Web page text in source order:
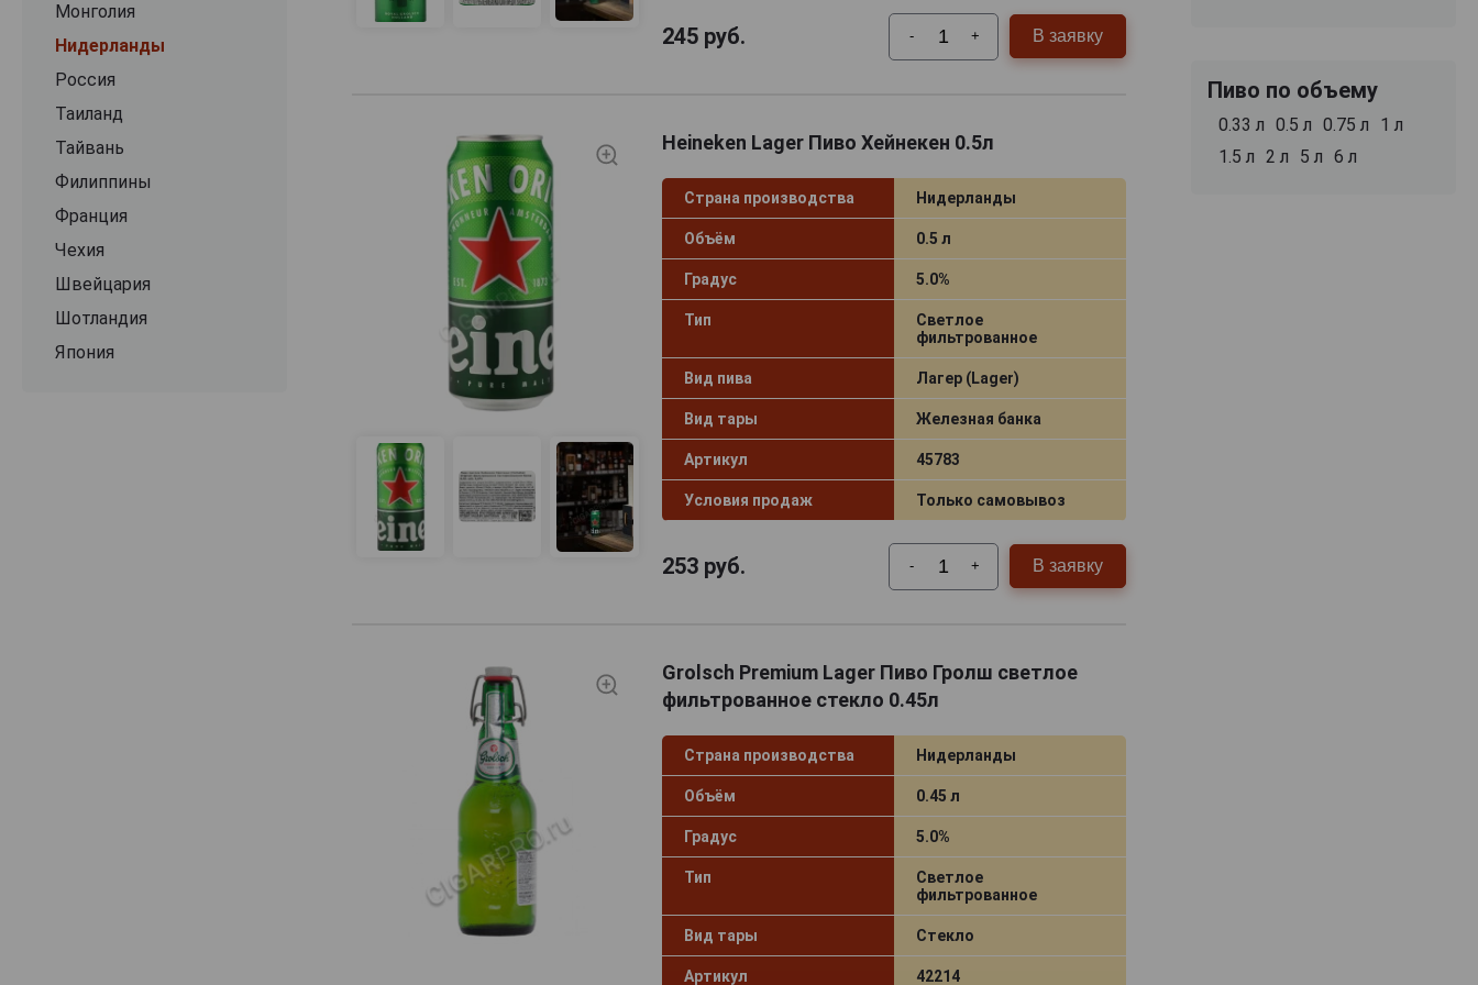
Монголия
Нидерланды
Россия
Таиланд
Тайвань
Филиппины
Франция
Чехия
Швейцария
Шотландия
Япония
бокал до того, как она пропадет.
245руб. - + В заявку
Heineken Lager Пиво Хейнекен 0.5л
Страна производства Нидерланды
Объём 0.5 л
Градус 5.0%
Тип
Светлое
фильтрованное
Вид пива Лагер (Lager)
Вид тары Железная банка
Артикул 45783
Условия продаж Только самовывоз
253руб. - + В заявку
Grolsch Premium Lager Пиво Гролш светлое
фильтрованное стекло 0.45л
Страна производства Нидерланды
Объём 0.45 л
Градус 5.0%
Тип
Светлое
фильтрованное
Вид тары Стекло
Артикул 42214
Пиво по объему
0.33 л 0.5 л 0.75 л
1 л
1.5 л
2 л 5 л 6 л